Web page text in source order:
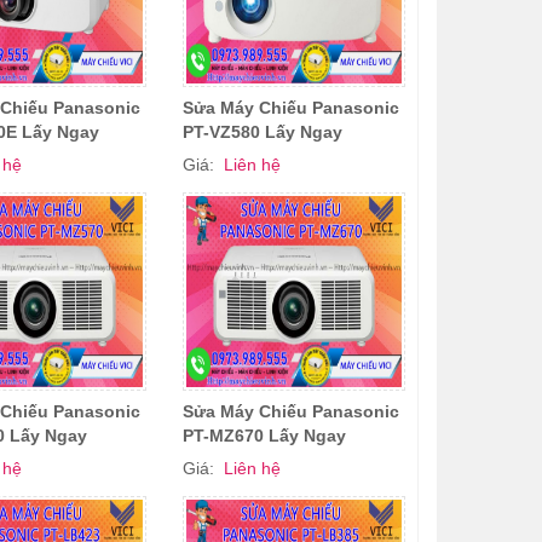
Panasonic
Lấy Ngay
Sửa Máy Chiếu Panasonic
PT-VZ580 Lấy Ngay
Giá:
Liên hệ
Panasonic
Lấy Ngay
Sửa Máy Chiếu Panasonic
PT-MZ670 Lấy Ngay
Giá:
Liên hệ